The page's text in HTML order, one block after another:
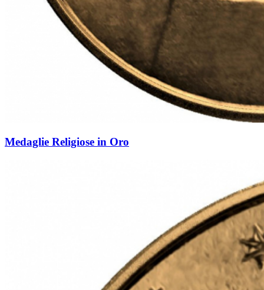
Medaglie Religiose in Oro